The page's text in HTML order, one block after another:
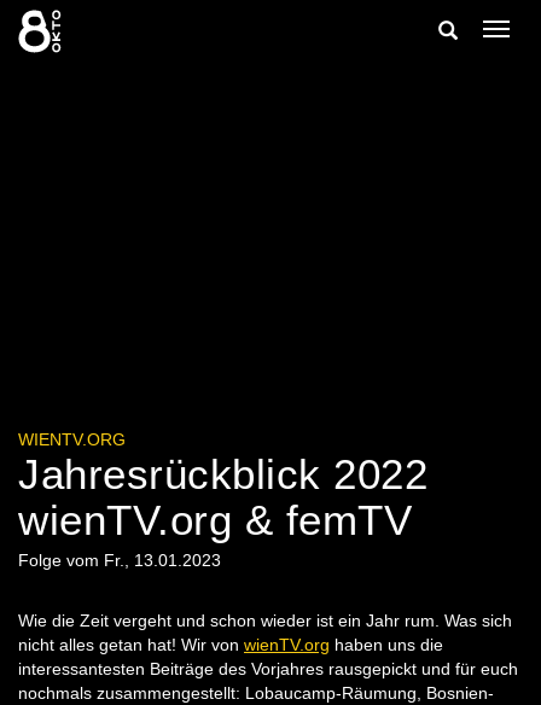
Zum
Inhalt
springen
Suche
WIENTV.ORG
Jahresrückblick 2022
wienTV.org & femTV
Folge vom Fr., 13.01.2023
Wie die Zeit vergeht und schon wieder ist ein Jahr rum. Was sich
nicht alles getan hat! Wir von wienTV.org haben uns die
interessantesten Beiträge des Vorjahres rausgepickt und für euch
nochmals zusammengestellt: Lobaucamp-Räumung, Bosnien-